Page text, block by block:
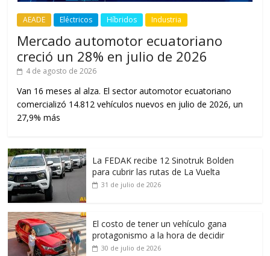
AEADE Eléctricos Híbridos Industria
Mercado automotor ecuatoriano
creció un 28% en julio de 2026
4 de agosto de 2026
Van 16 meses al alza. El sector automotor ecuatoriano
comercializó 14.812 vehículos nuevos en julio de 2026, un
27,9% más
La FEDAK recibe 12 Sinotruk Bolden
para cubrir las rutas de La Vuelta
31 de julio de 2026
El costo de tener un vehículo gana
protagonismo a la hora de decidir
30 de julio de 2026